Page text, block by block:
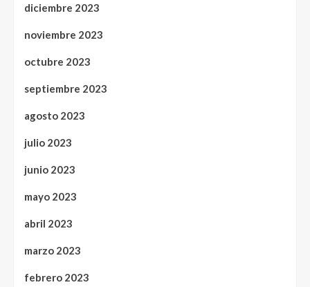
diciembre 2023
noviembre 2023
octubre 2023
septiembre 2023
agosto 2023
julio 2023
junio 2023
mayo 2023
abril 2023
marzo 2023
febrero 2023